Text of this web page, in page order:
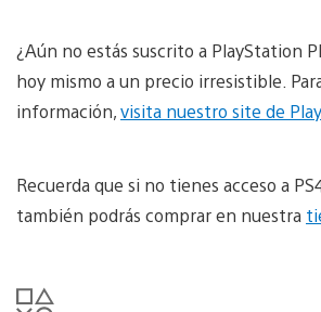
¿Aún no estás suscrito a PlayStation
hoy mismo a un precio irresistible.
información,visita nuestro site de
Recuerda que si no tienes acceso a
también podrás comprar en nuestra